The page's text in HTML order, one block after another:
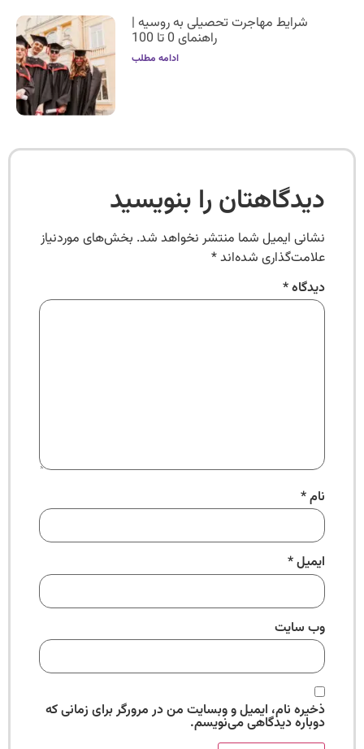
شرایط مهاجرت تحصیلی به روسیه |
راهنمای 0 تا 100
ادامه مطلب
دیدگاهتان را بنویسید
نشانی ایمیل شما منتشر نخواهد شد. بخش‌های موردنیاز
علامت‌گذاری شده‌اند*
دیدگاه*
ایمیل*
وب‌ سایت
ذخیره نام، ایمیل و وبسایت من در مرورگر برای زمانی که
دوباره دیدگاهی می‌نویسم.